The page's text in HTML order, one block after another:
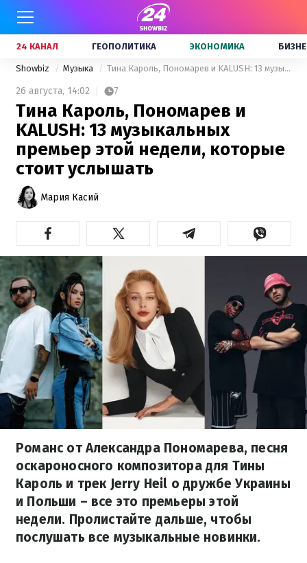
24 КАНАЛ ГЕОПОЛИТИКА ЭКОНОМИКА
Showbiz Музыка Тина Кароль, Пономарев и KALUSH: 13 музыкальных премьер этой недели, которые стоит услышать
26 августа, 14:02 7
Тина Кароль, Пономарев и
KALUSH: 13 музыкальных
премьер этой недели, которые
стоит услышать
Мария Касий
Романс от Александра Пономарева, песня
оскароносного композитора для Тины
Кароль и трек Jerry Heil о дружбе Украины
и Польши – все это премьеры этой
недели. Пролистайте дальше, чтобы
послушать все музыкальные новинки.